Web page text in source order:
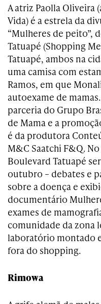
A atriz Paolla Oliveira
Vida) é a estrela da
“Mulheres de peito”,
Tatuapé (Shopping
Tatuapé, ambos na
uma camisa com
Ramos, em que
autoexame de
parceria do Grupo
de Mama e a
é da produtora
M&C Saatchi F&Q.
Boulevard Tatuapé
outubro – debates e
sobre a doença e
documentário
exames de
comunidade da zona
laboratório montado
fora do shopping.
Rimowa